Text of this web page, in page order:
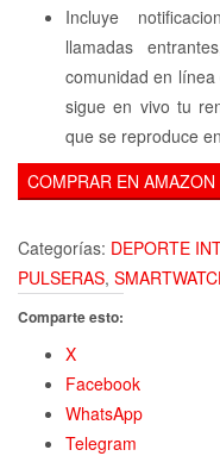
Incluye
llamadas
comunidad en
sigue en vivo tu
que se reproduce
COMPRAR EN AMAZON
Categorías: DEPORTE
PULSERAS,
Comparte esto:
X
Facebook
WhatsApp
Telegram